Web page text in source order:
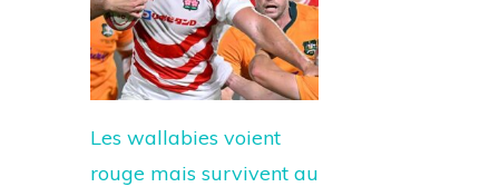
Les wallabies voient
rouge mais survivent au